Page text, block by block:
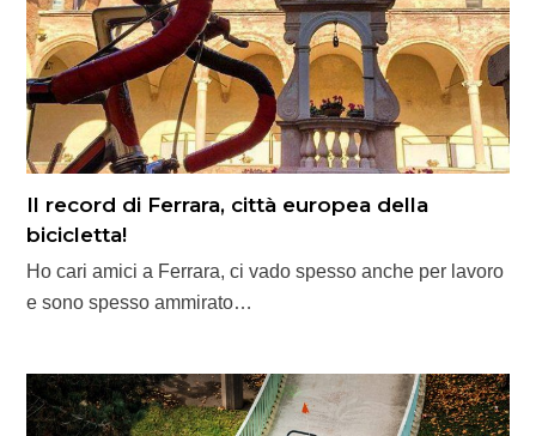
Il record di Ferrara, città europea della
bicicletta!
Ho cari amici a Ferrara, ci vado spesso anche per lavoro
e sono spesso ammirato…